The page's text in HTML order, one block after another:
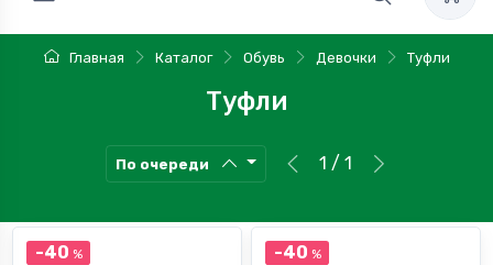
Главная Каталог Обувь Девочки Туфли
Туфли
По очереди 1 / 1
-40 % -40 %